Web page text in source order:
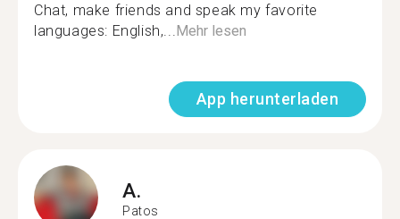
Chat, make friends and speak my favorite
languages: English,... Mehr lesen
App herunterladen
A.
Patos